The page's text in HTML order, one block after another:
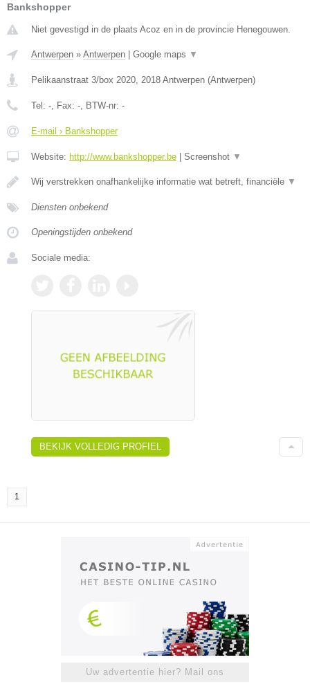
Bankshopper
Niet gevestigd in de plaats Acoz en in de provincie Henegouwen.
Antwerpen » Antwerpen Google maps ▼
Pelikaanstraat 3/box 2020 2018 Antwerpen (Antwerpen)
Tel: - , Fax: - , BTW-nr: -
E-mail › Bankshopper
Website: http://www.bankshopper.be Screenshot ▼
Wij verstrekken onafhankelijke informatie wat betreft, financiële ▼
Diensten onbekend
Openingstijden onbekend
Sociale media:
BEKIJK VOLLEDIG PROFIEL
1
Uw advertentie hier? Mail ons